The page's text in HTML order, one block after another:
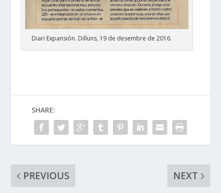
Diari Expansión. Dilluns, 19 de desembre de 2016.
SHARE:
PREVIOUS
NEXT